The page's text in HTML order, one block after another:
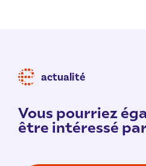
actualité
Vous pourriez
être intéressé